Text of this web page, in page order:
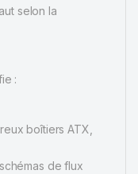
selon la
:
boîtiers ATX,
de flux